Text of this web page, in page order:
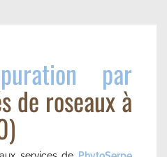
par
de roseaux à